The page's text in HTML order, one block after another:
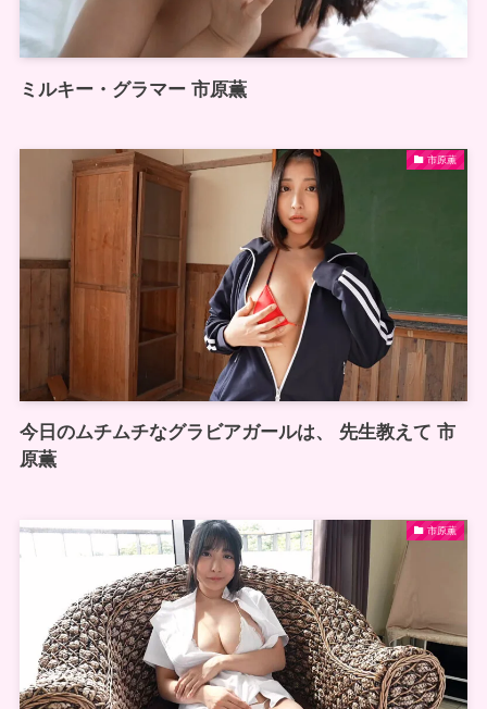
ミルキー・グラマー 市原薫
市原薫
今日のムチムチなグラビアガールは、 先生教えて 市
原薫
市原薫